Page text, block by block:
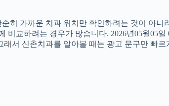
히 가까운 치과 위치만 확인하려는 것이 아
교하려는 경우가 많습니다. 2026년05월05
서 신촌치과를 알아볼 때는 광고 문구만 빠